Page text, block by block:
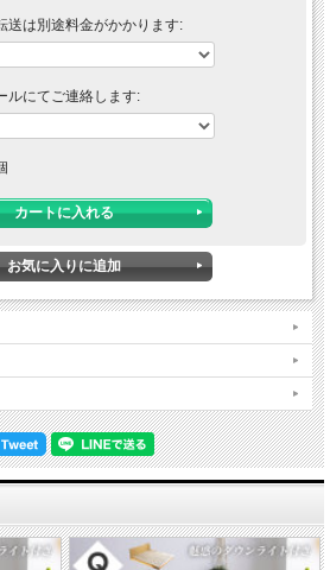
す。
海道の一部地域においては配達できない場合がご
額をお知らせいたします。（注文確定メールが届い
いていないか確認お願いします。）
なります
売中の為、稀に在庫切れの場合もございます。
送は別途料金がかかります:
ルにてご連絡します: